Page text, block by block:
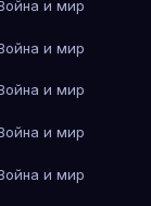
и мир
и мир
и мир
и мир
и мир